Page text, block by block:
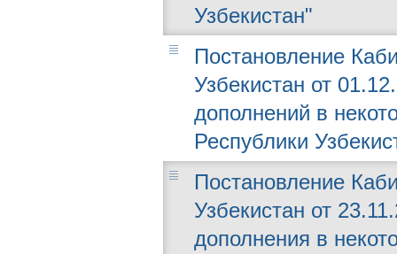
Узбекистан"
Постановление
Узбекистан от
дополнений в
Республики
Постановление
Узбекистан от
дополнения в